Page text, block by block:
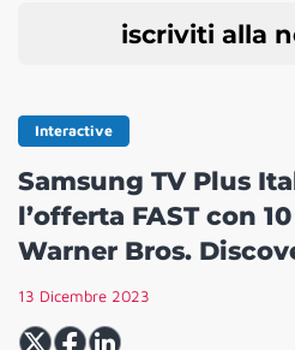
iscriviti alla
Interactive
Samsung TV Plus
l’offerta FAST con
Warner Bros.
13 Dicembre 2023